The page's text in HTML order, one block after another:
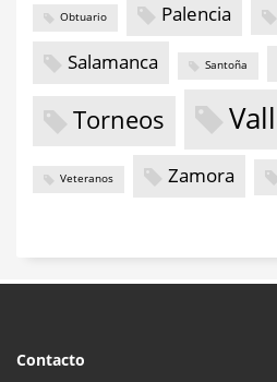
Obtuario Palencia
Salamanca Santoña
Torneos
Veteranos Zamora
Contacto